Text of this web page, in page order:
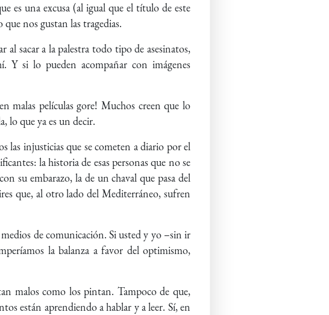
es una excusa (al igual que el título de este
nos gustan las tragedias.
sacar a la palestra todo tipo de asesinatos,
Y si lo pueden acompañar con imágenes
malas películas gore! Muchos creen que lo
lo que ya es un decir.
las injusticias que se cometen a diario por el
la historia de esas personas que no se
su embarazo, la de un chaval que pasa del
que, al otro lado del Mediterráneo, sufren
de comunicación. Si usted y yo –sin ir
la balanza a favor del optimismo,
malos como los pintan. Tampoco de que,
están aprendiendo a hablar y a leer. Sí, en